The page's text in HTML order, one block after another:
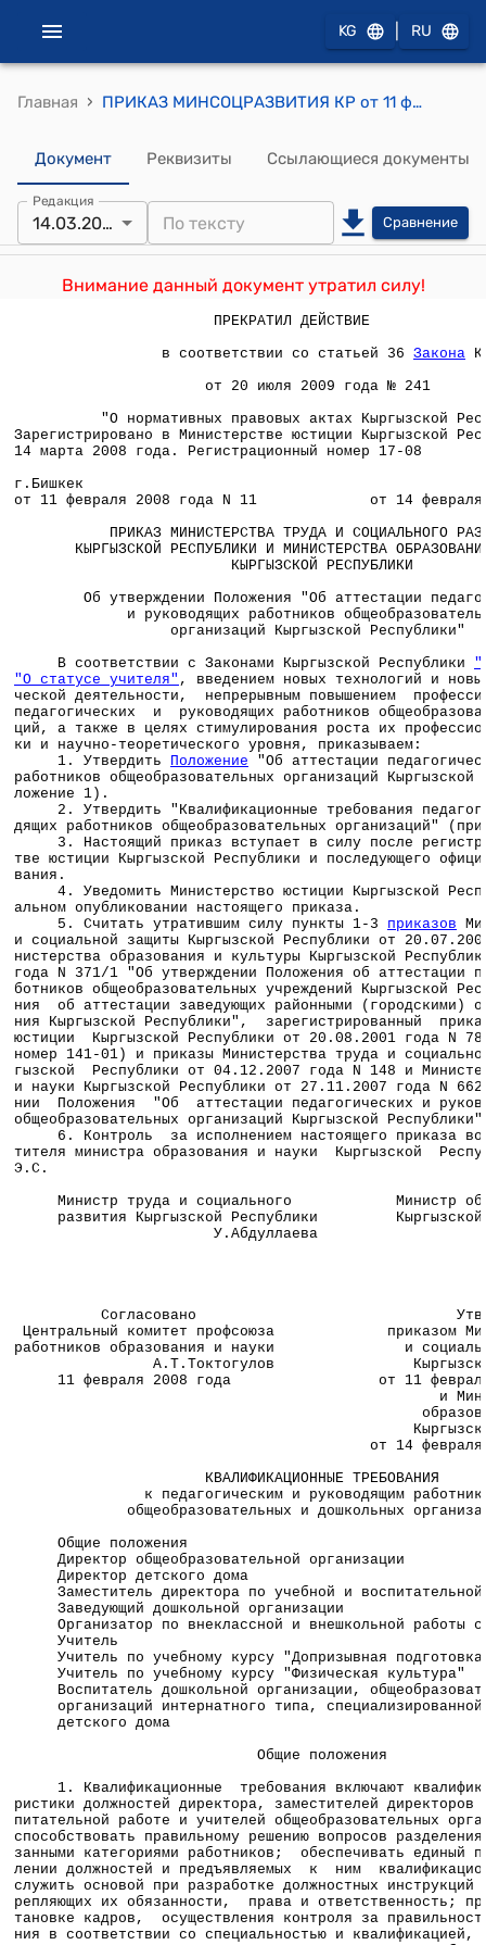
KG RU
Главная › ПРИКАЗ МИНСОЦРАЗВИТИЯ КР от 11 февраля 2008 года N 11 И МИНОБРАЗНАУКИ КР от 14 февраля 2008 года N 70/1 "Об утверждении Положения "Об аттестации педагогических и руководящих работников общеобразовательных организаций Кыргызской Республики"
Документ Реквизиты Ссылающиеся документы
Редакция
14.03.2008 Сравнение
Внимание данный документ утратил силу!